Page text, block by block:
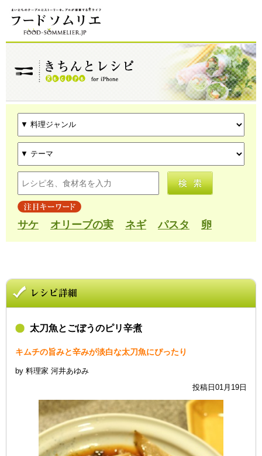
サケ オリーブの実 ネギ パスタ 卵
太刀魚とごぼうのピリ辛煮
キムチの旨みと辛みが淡白な太刀魚にぴったり
by 料理家 河井あゆみ
投稿日01月19日